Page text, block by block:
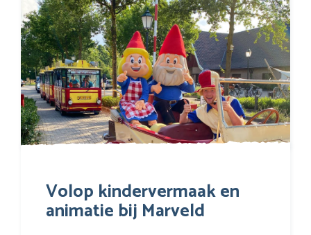
Volop kindervermaak en
animatie bij Marveld